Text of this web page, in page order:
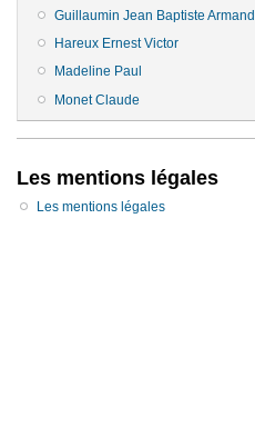
Guillaumin Jean Baptiste Armand
Hareux Ernest Victor
Madeline Paul
Monet Claude
Les mentions légales
Les mentions légales